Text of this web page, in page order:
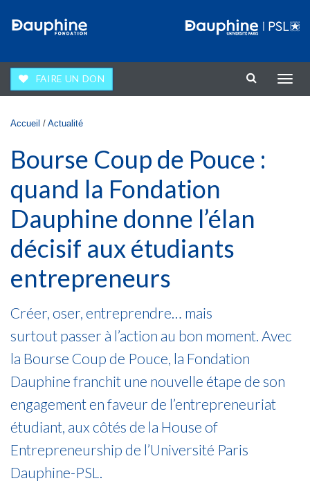
FAIRE UN DON
la
Vous êtes ici
Accueil / Actualité
Bourse Coup de Pouce :
quand la Fondation
Dauphine donne l’élan
décisif aux étudiants
entrepreneurs
Créer, oser, entreprendre… mais
surtout passer à l’action au bon moment. Avec
la Bourse Coup de Pouce, la Fondation
Dauphine franchit une nouvelle étape de son
engagement en faveur de l’entrepreneuriat
étudiant, aux côtés de la House of
Entrepreneurship de l’Université Paris
Dauphine-PSL.